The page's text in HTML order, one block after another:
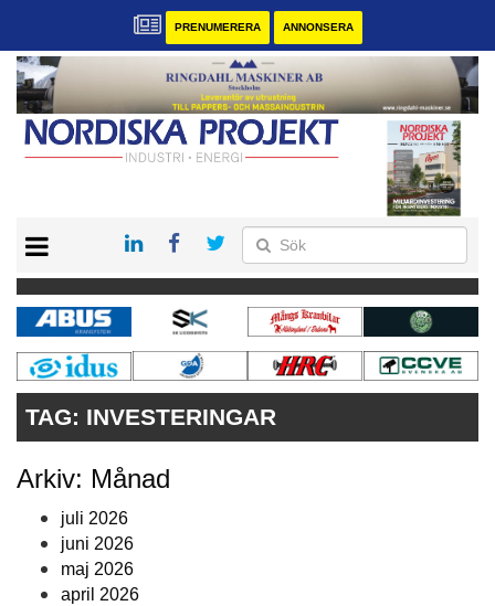
PRENUMERERA ANNONSERA
KONTAKT
VÅRA ANDRA MAGASIN
PRENUMERERA
ANNONSERA
TAG: INVESTERINGAR
Arkiv: Månad
juli 2026
juni 2026
maj 2026
april 2026